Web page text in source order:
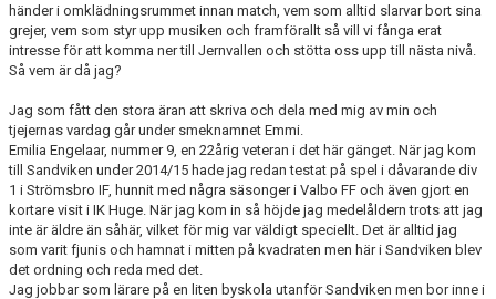
händer i omklädningsrummet innan match, vem som alltid slarvar bort sina
grejer, vem som styr upp musiken och framförallt så vill vi fånga erat
intresse för att komma ner till Jernvallen och stötta oss upp till nästa nivå.
Så vem är då jag?
Jag som fått den stora äran att skriva och dela med mig av min och
tjejernas vardag går under smeknamnet Emmi.
Emilia Engelaar, nummer 9, en 22årig veteran i det här gänget. När jag kom
till Sandviken under 2014/15 hade jag redan testat på spel i dåvarande div
1 i Strömsbro IF, hunnit med några säsonger i Valbo FF och även gjort en
kortare visit i IK Huge. När jag kom in så höjde jag medelåldern trots att jag
inte är äldre än såhär, vilket för mig var väldigt speciellt. Det är alltid jag
som varit fjunis och hamnat i mitten på kvadraten men här i Sandviken blev
det ordning och reda med det.
Jag jobbar som lärare på en liten byskola utanför Sandviken men bor inne i